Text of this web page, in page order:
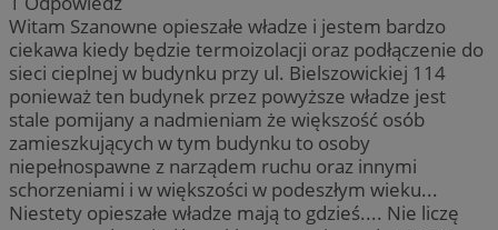
Witam Szanowne opieszałe władze i jestem bardzo
ciekawa kiedy będzie termoizolacji oraz podłączenie do
sieci cieplnej w budynku przy ul. Bielszowickiej 114
ponieważ ten budynek przez powyższe władze jest
stale pomijany a nadmieniam że większość osób
zamieszkujących w tym budynku to osoby
niepełnospawne z narządem ruchu oraz innymi
schorzeniami i w większości w podeszłym wieku...
Niestety opieszałe władze mają to gdzieś.... Nie liczę